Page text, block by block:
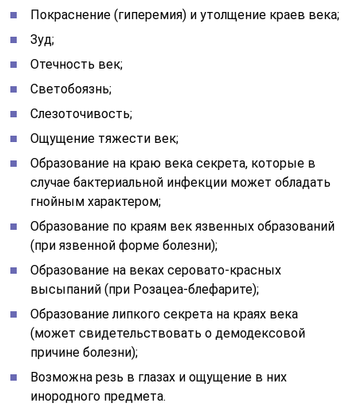
Покраснение (гиперемия) и утолщение краев века;
Зуд;
Отечность век;
Светобоязнь;
Слезоточивость;
Ощущение тяжести век;
Образование на краю века секрета, которые в
случае бактериальной инфекции может обладать
гнойным характером;
Образование по краям век язвенных образований
(при язвенной форме болезни);
Образование на веках серовато-красных
высыпаний (при Розацеа-блефарите);
Образование липкого секрета на краях века
(может свидетельствовать о демодексовой
причине болезни);
Возможна резь в глазах и ощущение в них
инородного предмета.